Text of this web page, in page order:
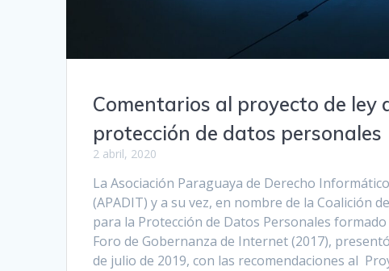
Comentarios al proyecto de ley
protección de datos personales
2 abril, 2020
La Asociación Paraguaya de Derecho
(APADIT) y a su vez, en nombre de la Coalición
para la Protección de Datos Personales
Foro de Gobernanza de Internet (2017),
de julio de 2019, con las recomendaciones al